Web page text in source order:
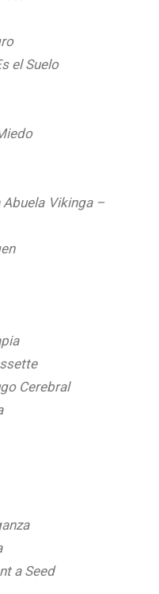
el Suelo
Vikinga –
Cerebral
a Seed